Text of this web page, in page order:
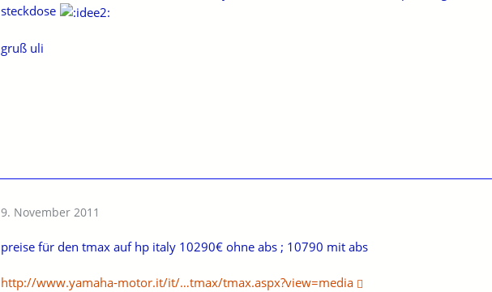
steckdose
gruß uli
9. November 2011
preise für den tmax auf hp italy 10290€ ohne abs ; 10790 mit abs
http://www.yamaha-motor.it/it/…tmax/tmax.aspx?view=media